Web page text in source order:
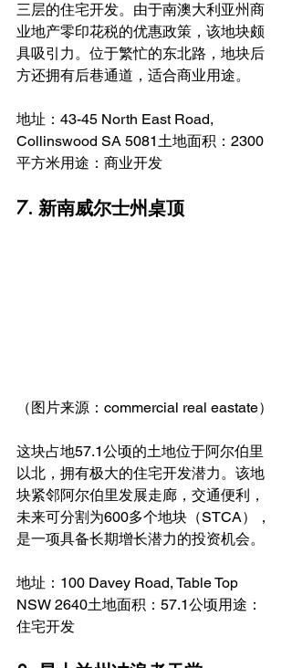
三层的住宅开发。由于南澳大利亚州商
业地产零印花税的优惠政策，该地块颇
具吸引力。位于繁忙的东北路，地块后
方还拥有后巷通道，适合商业用途。
地址：43-45 North East Road,
Collinswood SA 5081土地面积：2300
平方米用途：商业开发
7. 新南威尔士州桌顶
（图片来源：commercial real eastate）
这块占地57.1公顷的土地位于阿尔伯里
以北，拥有极大的住宅开发潜力。该地
块紧邻阿尔伯里发展走廊，交通便利，
未来可分割为600多个地块（STCA），
是一项具备长期增长潜力的投资机会。
地址：100 Davey Road, Table Top
NSW 2640土地面积：57.1公顷用途：
住宅开发